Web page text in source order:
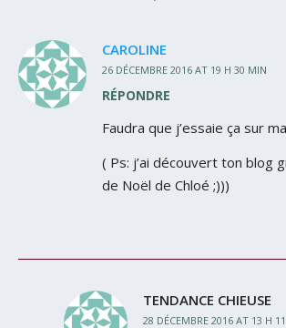
CAROLINE
26 DÉCEMBRE 2016 AT 19 H 30 MIN
RÉPONDRE
Faudra que j’essaie ça sur
( Ps: j’ai découvert ton blog
de Noël de Chloé ;)))
TENDANCE CHIEUSE
28 DÉCEMBRE 2016 AT 13 H